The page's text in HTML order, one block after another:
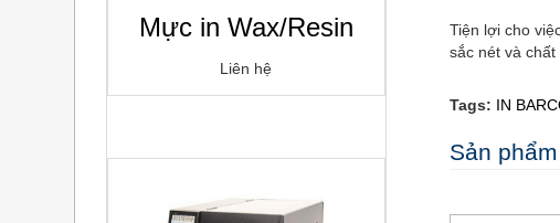
Tiện lợi cho
sắc nét và
Tags: IN
Sản
Mực in Wax/Resin
Liên hệ